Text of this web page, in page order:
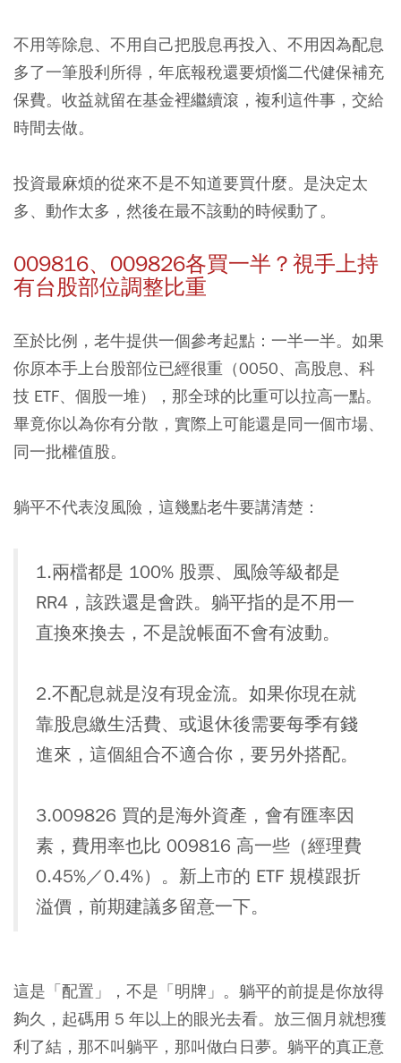
不用等除息、不用自己把股息再投入、不用因為配息
多了一筆股利所得，年底報稅還要煩惱二代健保補充
保費。收益就留在基金裡繼續滾，複利這件事，交給
時間去做。
投資最麻煩的從來不是不知道要買什麼。是決定太
多、動作太多，然後在最不該動的時候動了。
009816、009826各買一半？視手上持
有台股部位調整比重
至於比例，老牛提供一個參考起點：一半一半。如果
你原本手上台股部位已經很重（0050、高股息、科
技 ETF、個股一堆），那全球的比重可以拉高一點。
畢竟你以為你有分散，實際上可能還是同一個市場、
同一批權值股。
躺平不代表沒風險，這幾點老牛要講清楚：
1.兩檔都是 100% 股票、風險等級都是
RR4，該跌還是會跌。躺平指的是不用一
直換來換去，不是說帳面不會有波動。
2.不配息就是沒有現金流。如果你現在就
靠股息繳生活費、或退休後需要每季有錢
進來，這個組合不適合你，要另外搭配。
3.009826 買的是海外資產，會有匯率因
素，費用率也比 009816 高一些（經理費
0.45%／0.4%）。新上市的 ETF 規模跟折
溢價，前期建議多留意一下。
這是「配置」，不是「明牌」。躺平的前提是你放得
夠久，起碼用 5 年以上的眼光去看。放三個月就想獲
利了結，那不叫躺平，那叫做白日夢。躺平的真正意